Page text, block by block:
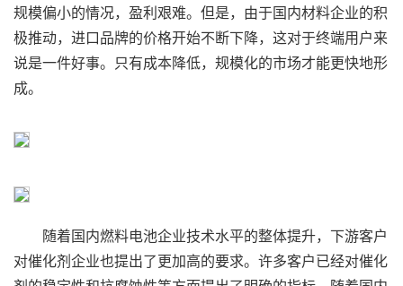
规模偏小的情况，盈利艰难。但是，由于国内材料企业的积
极推动，进口品牌的价格开始不断下降，这对于终端用户来
说是一件好事。只有成本降低，规模化的市场才能更快地形
成。
随着国内燃料电池企业技术水平的整体提升，下游客户
对催化剂企业也提出了更加高的要求。许多客户已经对催化